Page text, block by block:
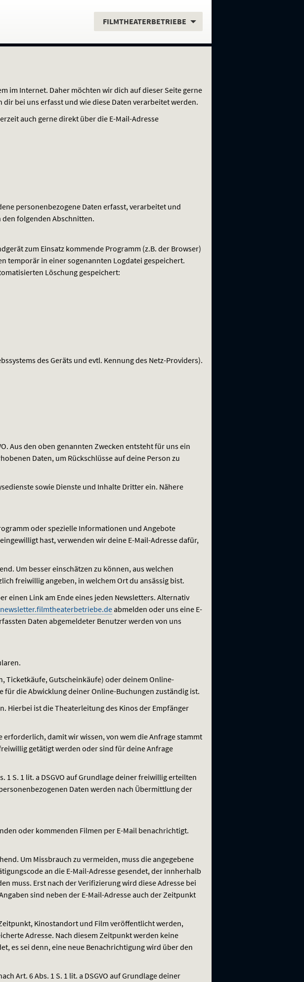
FILMTHEATERBETRIEBE
im Internet. Daher möchten wir dich auf dieser Seite gerne
bei uns erfasst und wie diese Daten verarbeitet werden.
auch gerne direkt über die E-Mail-Adresse
personenbezogene Daten erfasst, verarbeitet und
den folgenden Abschnitten.
zum Einsatz kommende Programm (z.B. der Browser)
temporär in einer sogenannten Logdatei gespeichert.
Löschung gespeichert:
des Geräts und evtl. Kennung des Netz-Providers).
. Aus den oben genannten Zwecken entsteht für uns ein
Daten, um Rückschlüsse auf deine Person zu
sowie Dienste und Inhalte Dritter ein. Nähere
oder spezielle Informationen und Angebote
hast, verwenden wir deine E-Mail-Adresse dafür,
Um besser einschätzen zu können, aus welchen
freiwillig angeben, in welchem Ort du ansässig bist.
einen Link am Ende eines jeden Newsletters. Alternativ
newsletter.filmtheaterbetriebe.de abmelden oder uns eine E-
Daten abgemeldeter Benutzer werden von uns
Ticketkäufe, Gutscheinkäufe) oder deinem Online-
für die Abwicklung deiner Online-Buchungen zuständig ist.
Hierbei ist die Theaterleitung des Kinos der Empfänger
erforderlich, damit wir wissen, von wem die Anfrage stammt
getätigt werden oder sind für deine Anfrage
1 S. 1 lit. a DSGVO auf Grundlage deiner freiwillig erteilten
Daten werden nach Übermittlung der
oder kommenden Filmen per E-Mail benachrichtigt.
Um Missbrauch zu vermeiden, muss die angegebene
an die E-Mail-Adresse gesendet, der innherhalb
muss. Erst nach der Verifizierung wird diese Adresse bei
sind neben der E-Mail-Adresse auch der Zeitpunkt
Kinostandort und Film veröffentlicht werden,
Adresse. Nach diesem Zeitpunkt werden keine
es sei denn, eine neue Benachrichtigung wird über den
Art. 6 Abs. 1 S. 1 lit. a DSGVO auf Grundlage deiner